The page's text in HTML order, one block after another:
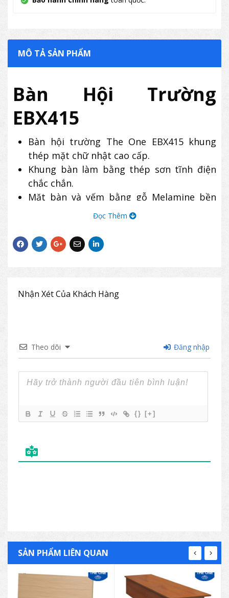
MÔ TẢ SẢN PHẨM
Bàn Hội Trường
EBX415
Bàn hội trường The One EBX415 khung
thép mặt chữ nhật cao cấp.
Khung bàn làm bằng thép sơn tĩnh điện
chắc chắn.
Mặt bàn và yếm bằng gỗ Melamine bền
đẹp, chống ẩm tốt, chống trầy xước nhẹ.
mặt bàn.
Chân bàn có bánh xe di chuyển dễ dàng.
Bàn có đợt để tài liệu tiện dụng.
Sản phẩm bàn hội trường EBX415 thường
được sử dụng kết hợp với ghế hội trường
Đọc Thêm
Nhận Xét Của Khách Hàng
Theo dõi Đăng nhập
{} [+]
SẢN PHẨM LIÊN QUAN